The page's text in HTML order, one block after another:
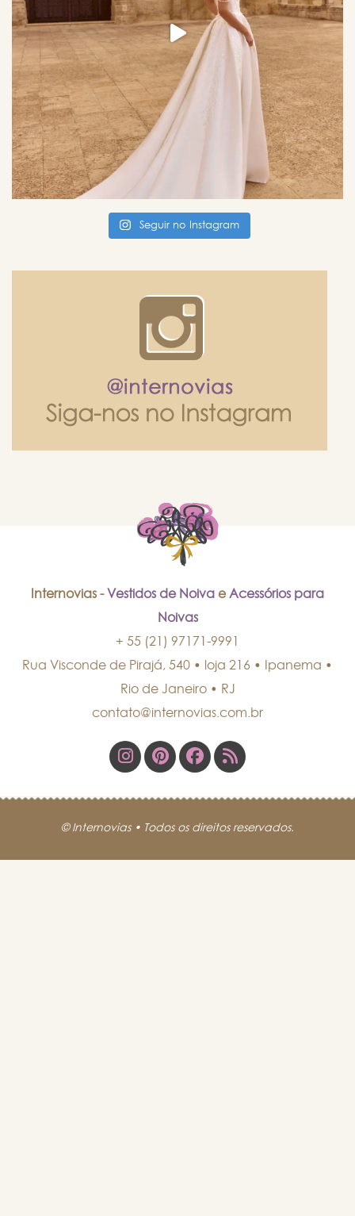
Seguir no Instagram
Internovias - Vestidos de Noiva e Acessórios para
Noivas
+ 55 (21) 97171-9991
Rua Visconde de Pirajá, 540 • loja 216 • Ipanema •
Rio de Janeiro• RJ
contato@internovias.com.br
© Internovias • Todos os direitos reservados.